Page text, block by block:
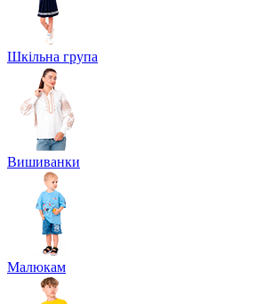
Шкільна група
Вишиванки
Малюкам